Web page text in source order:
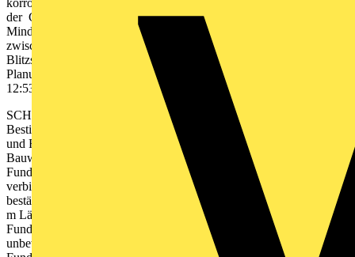
korrosions- beständig Potentialaus- gleichsleiter innerhalb
der Gebäudefun- damente, Ma- schenweite ≤ 20 m x 20 m
Mindestens alle 20 m des Gebäudeumfangs eine V er - bindung
zwischen Ringerder und Potentialausgleichslei- ter , bei
Blitzschutzsystemen mindestens eine V erbindung je Ableitung.
Planungsbeginn ja ja nein nein jb2015_et.indb 93 18.08.2014
12:53:23 Uhr
SCHUTZMASSNAHMEN 3 94 Bild 6: Entscheidungshilfe zur
Bestimmung der Maschenweite und W erkstoffe von Ringerdern
und Fundamenterdern (T eil 2/2) Einzelfundamente z. B. für
Bauwerksstützen vorhanden? bewehrte Fundamente?
Fundmenterder aller Einzel- fundamente zum geschlos- senen Ring
verbinden Maschenweite ≤ 20 m x 20 m dauerhaft korrosions -
beständig jedes Fundament mit einem Fundamenterder von ≥ 2,5
m Länge ausrüsten Alle 2 m eine V erbindung des
Fundamenterders/ Potentialausgleichsleiters mit der Armierung
unbewehrte Fundamente/Faserbeton/ W alzbeton?